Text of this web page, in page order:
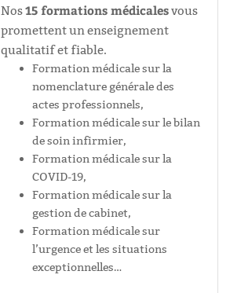
Nos15 formations médicalesvous
promettent un enseignement
qualitatif et fiable.
Formation médicale sur la
nomenclature générale des
actes professionnels,
Formation médicale sur le bilan
de soin infirmier,
Formation médicale sur la
COVID-19,
Formation médicale sur la
gestion de cabinet,
Formation médicale sur
l’urgence et les situations
exceptionnelles…